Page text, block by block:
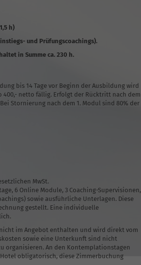
h)
und Prüfungscoachings).
in Summe ca. 230 h.
bis 14 Tage vor Beginn der Ausbildung wird
netto fällig. Erfolgt der Rücktritt nach dem
Stornierung nach dem 1. Modul sind 80% der
MwSt.
6 Online Module, 3 Coaching-Supervisionen,
sowie ausführliche Unterlagen. Diese
gestellt. Eine individuelle
im Angebot enthalten und wird direkt vom
sowie eine Unterkunft sind nicht
organisieren. An den Kontemplationstagen
obligatorisch, diese Zimmerbuchung